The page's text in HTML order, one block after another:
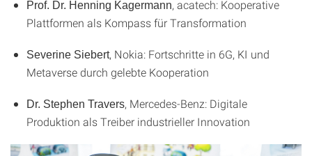
Prof. Dr. Henning Kagermann, acatech: Kooperative
Plattformen als Kompass für Transformation
Severine Siebert, Nokia: Fortschritte in 6G, KI und
Metaverse durch gelebte Kooperation
Dr. Stephen Travers, Mercedes-Benz: Digitale
Produktion als Treiber industrieller Innovation